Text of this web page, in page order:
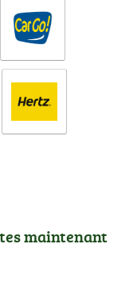
maintenant